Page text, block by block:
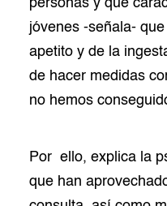
personas y que
jóvenes -señala-
apetito y de la
de hacer medidas
no hemos
Por ello, explica la
que han